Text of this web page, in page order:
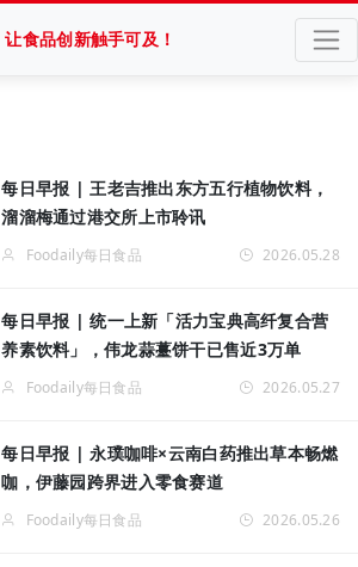
让食品创新触手可及！
每日早报 | 王老吉推出东方五行植物饮料，
溜溜梅通过港交所上市聆讯
Foodaily每日食品 2026.05.28
每日早报 | 统一上新「活力宝典高纤复合营
养素饮料」，伟龙蒜薹饼干已售近3万单
Foodaily每日食品 2026.05.27
每日早报 | 永璞咖啡×云南白药推出草本畅燃
咖，伊藤园跨界进入零食赛道
Foodaily每日食品 2026.05.26